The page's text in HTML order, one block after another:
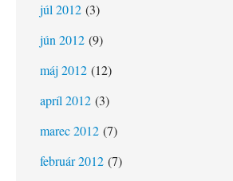
júl 2012 (3)
jún 2012 (9)
máj 2012 (12)
apríl 2012 (3)
marec 2012 (7)
február 2012 (7)